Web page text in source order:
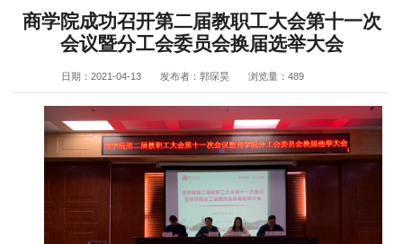
商学院成功召开第二届教职工大会第十一次
会议暨分工会委员会换届选举大会
日期：2021-04-13 发布者：郭琛昊 浏览量： 489